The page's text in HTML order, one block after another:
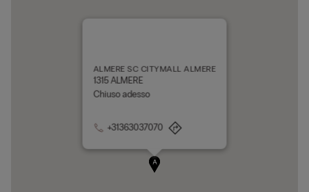
A
ALMERE SC CITYMALL ALMERE
1315 ALMERE
Chiuso adesso
+31363037070